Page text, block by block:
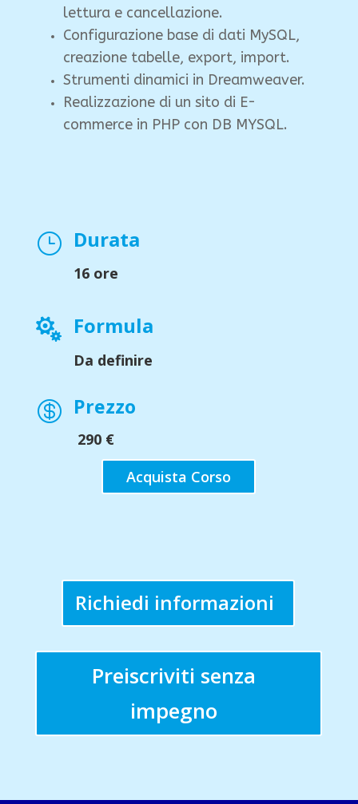
lettura e cancellazione.
Configurazione base di dati MySQL,
creazione tabelle, export, import.
Strumenti dinamici in Dreamweaver.
Realizzazione di un sito di E-
commerce in PHP con DB MYSQL.
} Durata
16 ore
 Formula
Da definire
 Prezzo
290 €
Acquista Corso
Richiedi informazioni
Preiscriviti senza
impegno